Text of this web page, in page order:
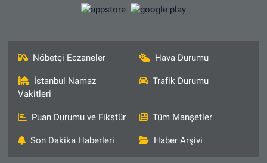
Nöbetçi Eczaneler Hava Durumu
İstanbul Namaz
Vakitleri
Trafik Durumu
Puan Durumu ve Fikstür Tüm Manşetler
Son Dakika Haberleri Haber Arşivi